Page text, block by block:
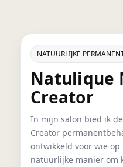
NATUURLIJKE
Natulique
Creator
In mijn salon bied ik
Creator
ontwikkeld voor wie op
natuurlijke manier om